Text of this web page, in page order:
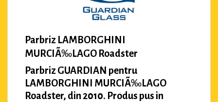
Parbriz LAMBORGHINI
MURCIÃ‰LAGO Roadster
Parbriz GUARDIAN pentru
LAMBORGHINI MURCIÃ‰LAGO
Roadster, din 2010. Produs pus in